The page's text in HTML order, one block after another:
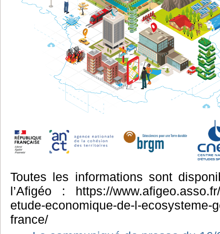
Toutes les informations sont
l’Afigéo : https://
etude-economique-de-l-ecosysteme-
france/